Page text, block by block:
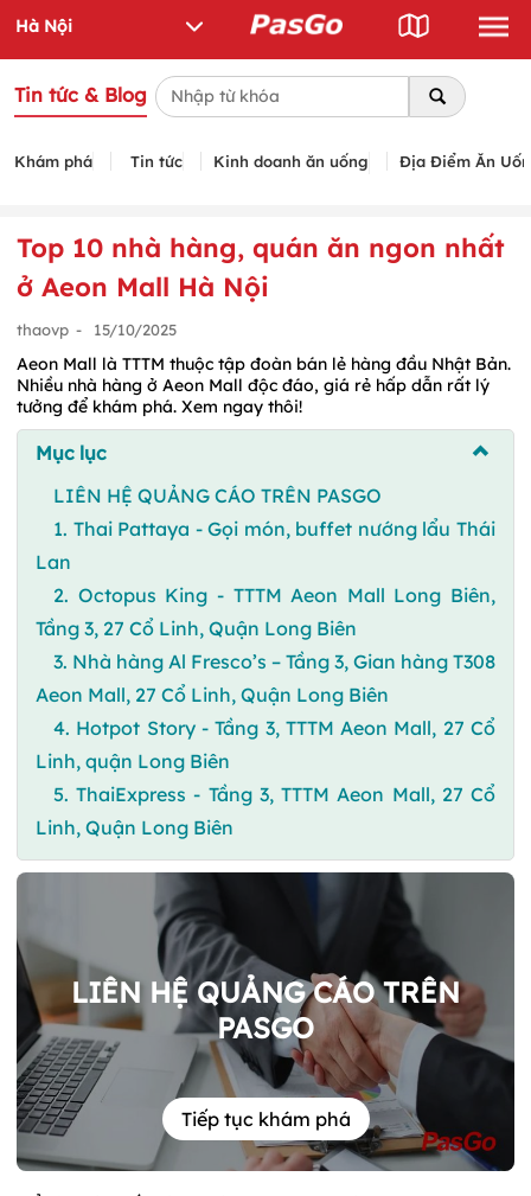
Tin tức & Blog
Khám phá Tin tức Kinh doanh ăn uống Địa Điểm Ăn
Top 10 nhà hàng, quán ăn ngon nhất
ở Aeon Mall Hà Nội
thaovp - 15/10/2025
Aeon Mall là TTTM thuộc tập đoàn bán lẻ hàng đầu Nhật Bản.
Nhiều nhà hàng ở Aeon Mall độc đáo, giá rẻ hấp dẫn rất lý
tưởng để khám phá. Xem ngay thôi!
Mục lục
LIÊN HỆ QUẢNG CÁO TRÊN PASGO
1. Thai Pattaya - Gọi món, buffet nướng lẩu Thái
Lan
2. Octopus King - TTTM Aeon Mall Long Biên,
Tầng 3, 27 Cổ Linh, Quận Long Biên
3. Nhà hàng Al Fresco’s – Tầng 3, Gian hàng T308
Aeon Mall, 27 Cổ Linh, Quận Long Biên
4. Hotpot Story - Tầng 3, TTTM Aeon Mall, 27 Cổ
Linh, quận Long Biên
5. ThaiExpress - Tầng 3, TTTM Aeon Mall, 27 Cổ
Linh, Quận Long Biên
LIÊN HỆ QUẢNG CÁO TRÊN
PASGO
Tiếp tục khám phá